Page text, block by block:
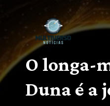
Duna é a